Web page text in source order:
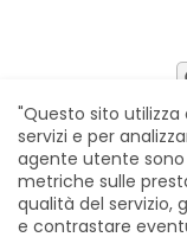
Home Chi
All Right
"Questo sito utilizza
servizi e per
agente utente
metriche sulle
qualità del servizio,
e contrastare